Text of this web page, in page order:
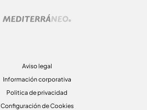
Aviso legal
Información corporativa
Politica de privacidad
Configuración de Cookies